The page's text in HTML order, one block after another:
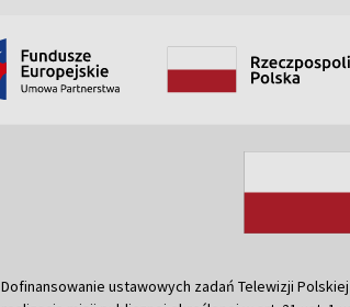
Dofinansowanie ustawowych zadań Telewizji